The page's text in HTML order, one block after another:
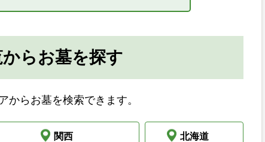
らお墓を探す
からお墓を検索できます。
北海道
関西